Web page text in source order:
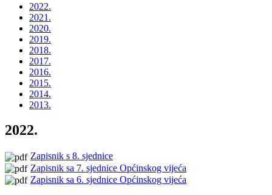
2022.
2021.
2020.
2019.
2018.
2017.
2016.
2015.
2014.
2013.
2022.
Zapisnik s 8. sjednice
Zapisnik sa 7. sjednice Općinskog vijeća
Zapisnik sa 6. sjednice Općinskog vijeća